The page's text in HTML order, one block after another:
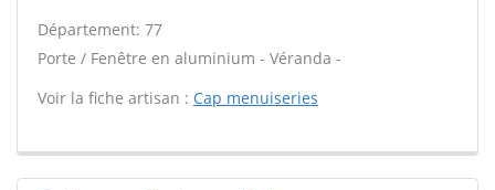
Département: 77
Porte / Fenêtre en aluminium - Véranda -
Voir la fiche artisan : Cap menuiseries